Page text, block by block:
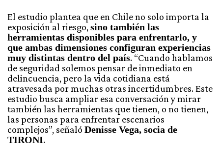
El estudio plantea que en Chile no solo importa la
exposición al riesgo, sino también las
herramientas disponibles para enfrentarlo, y
que ambas dimensiones configuran experiencias
muy distintas dentro del país. “Cuando hablamos
de seguridad solemos pensar de inmediato en
delincuencia, pero la vida cotidiana está
atravesada por muchas otras incertidumbres. Este
estudio busca ampliar esa conversación y mirar
también las herramientas que tienen, o no tienen,
las personas para enfrentar escenarios
complejos”, señaló Denisse Vega, socia de
TIRONI.